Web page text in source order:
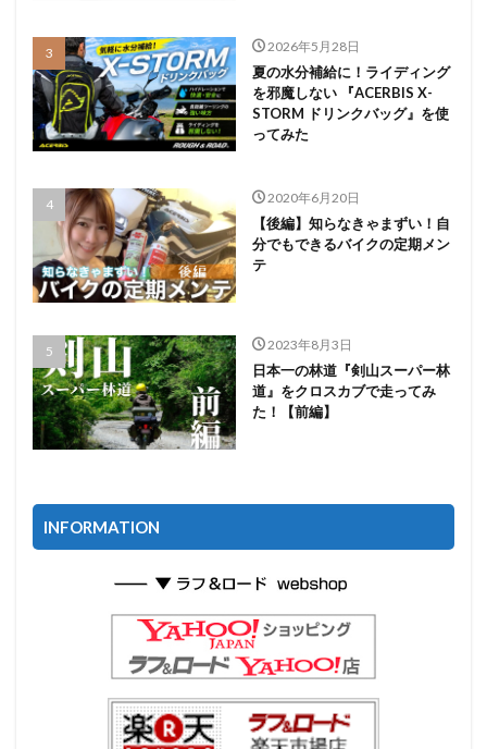
2026年5月28日
夏の水分補給に！ライディング
を邪魔しない 『ACERBIS X-
STORM ドリンクバッグ』を使
ってみた
2020年6月20日
【後編】知らなきゃまずい！自
分でもできるバイクの定期メン
テ
2023年8月3日
日本一の林道『剣山スーパー林
道』をクロスカブで走ってみ
た！【前編】
INFORMATION